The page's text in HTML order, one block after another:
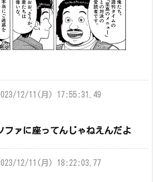
12/11(月) 17:55:31.49
ファに座ってんじゃねえんだよ
12/11(月) 18:22:03.77